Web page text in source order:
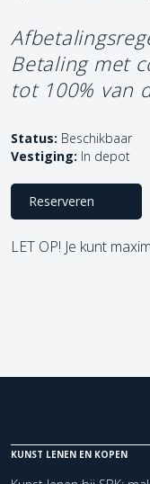
Betaling met
tot 100% van
Status: Beschikbaar
Vestiging: In depot
Reserveren
LET OP! Je kunt
KUNST LENEN EN KOPEN